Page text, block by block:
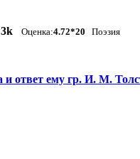
3k Оценка:4.72*20 Поэзия
ответ ему гр. И. М.